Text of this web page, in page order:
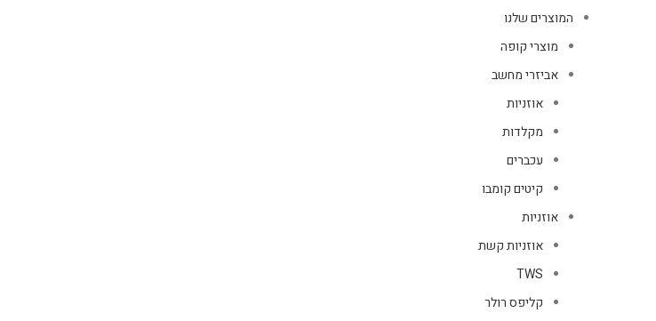
המוצרים שלנו
מוצרי קופה
אביזרי מחשב
אוזניות
מקלדות
עכברים
קיטים קומבו
אוזניות
אוזניות קשת
TWS
קליפס רולר